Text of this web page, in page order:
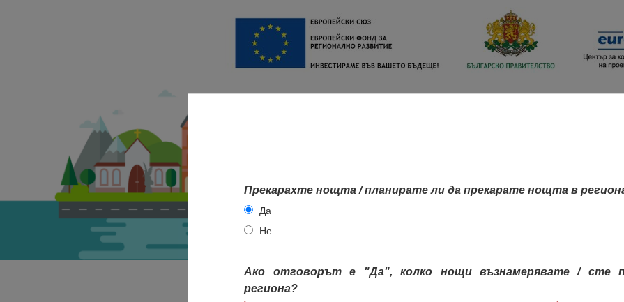
НАЧАЛО
Прекарахте нощта / планирате ли да прекарате нощта в
Да
Не
Ако отговорът е "Да", колко нощи възнамерявате / сте
региона?